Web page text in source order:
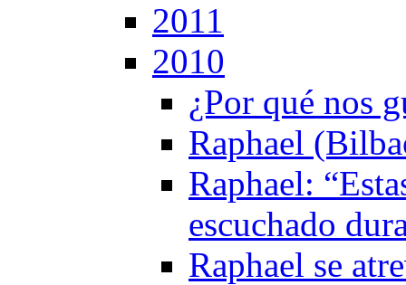
2011
2010
¿Por qué nos
Raphael
Raphael:
escuchado
Raphael se